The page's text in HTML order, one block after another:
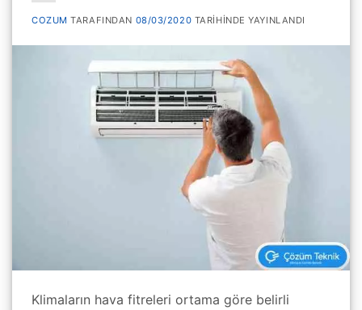
COZUM TARAFINDAN 08/03/2020 TARIHINDE YAYINLANDI
Klimaların hava fitreleri ortama göre belirli